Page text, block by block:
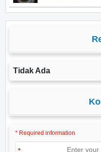
Tidak Ada
* Required information